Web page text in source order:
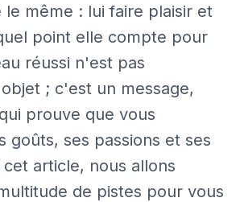
même : lui faire plaisir et
point elle compte pour
réussi n'est pas
; c'est un message,
prouve que vous
goûts, ses passions et ses
cet article, nous allons
de pistes pour vous